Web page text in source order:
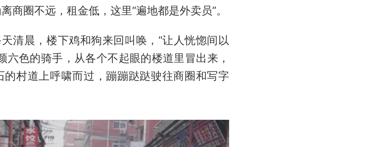
商圈不远，租金低，这里“遍地都是外卖员”。
清晨，楼下鸡和狗来回叫唤，“让人恍惚间以
六色的骑手，从各个不起眼的楼道里冒出来，
村道上呼啸而过，蹦蹦跶跶驶往商圈和写字